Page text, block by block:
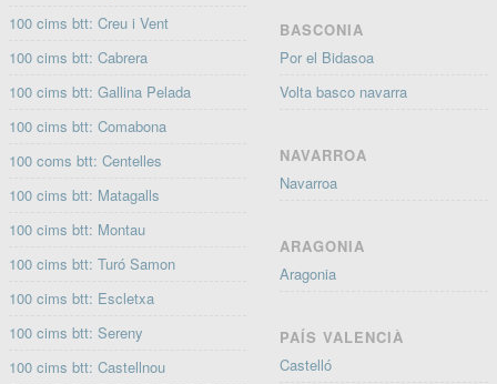
100 cims btt: Creu i Vent
100 cims btt: Cabrera
100 cims btt: Gallina Pelada
100 cims btt: Comabona
100 coms btt: Centelles
100 cims btt: Matagalls
100 cims btt: Montau
100 cims btt: Turó Samon
100 cims btt: Escletxa
100 cims btt: Sereny
100 cims btt: Castellnou
BASCONIA
Por el Bidasoa
Volta basco navarra
NAVARROA
Navarroa
ARAGONIA
Aragonia
PAÍS VALENCIÀ
Castelló